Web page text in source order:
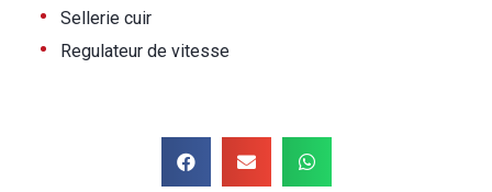
• Sellerie cuir
• Regulateur de vitesse